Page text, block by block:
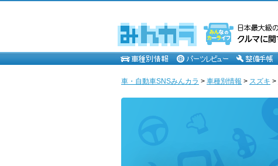
車・自動車SNSみんカラ > 車種別情報 > スズキ >